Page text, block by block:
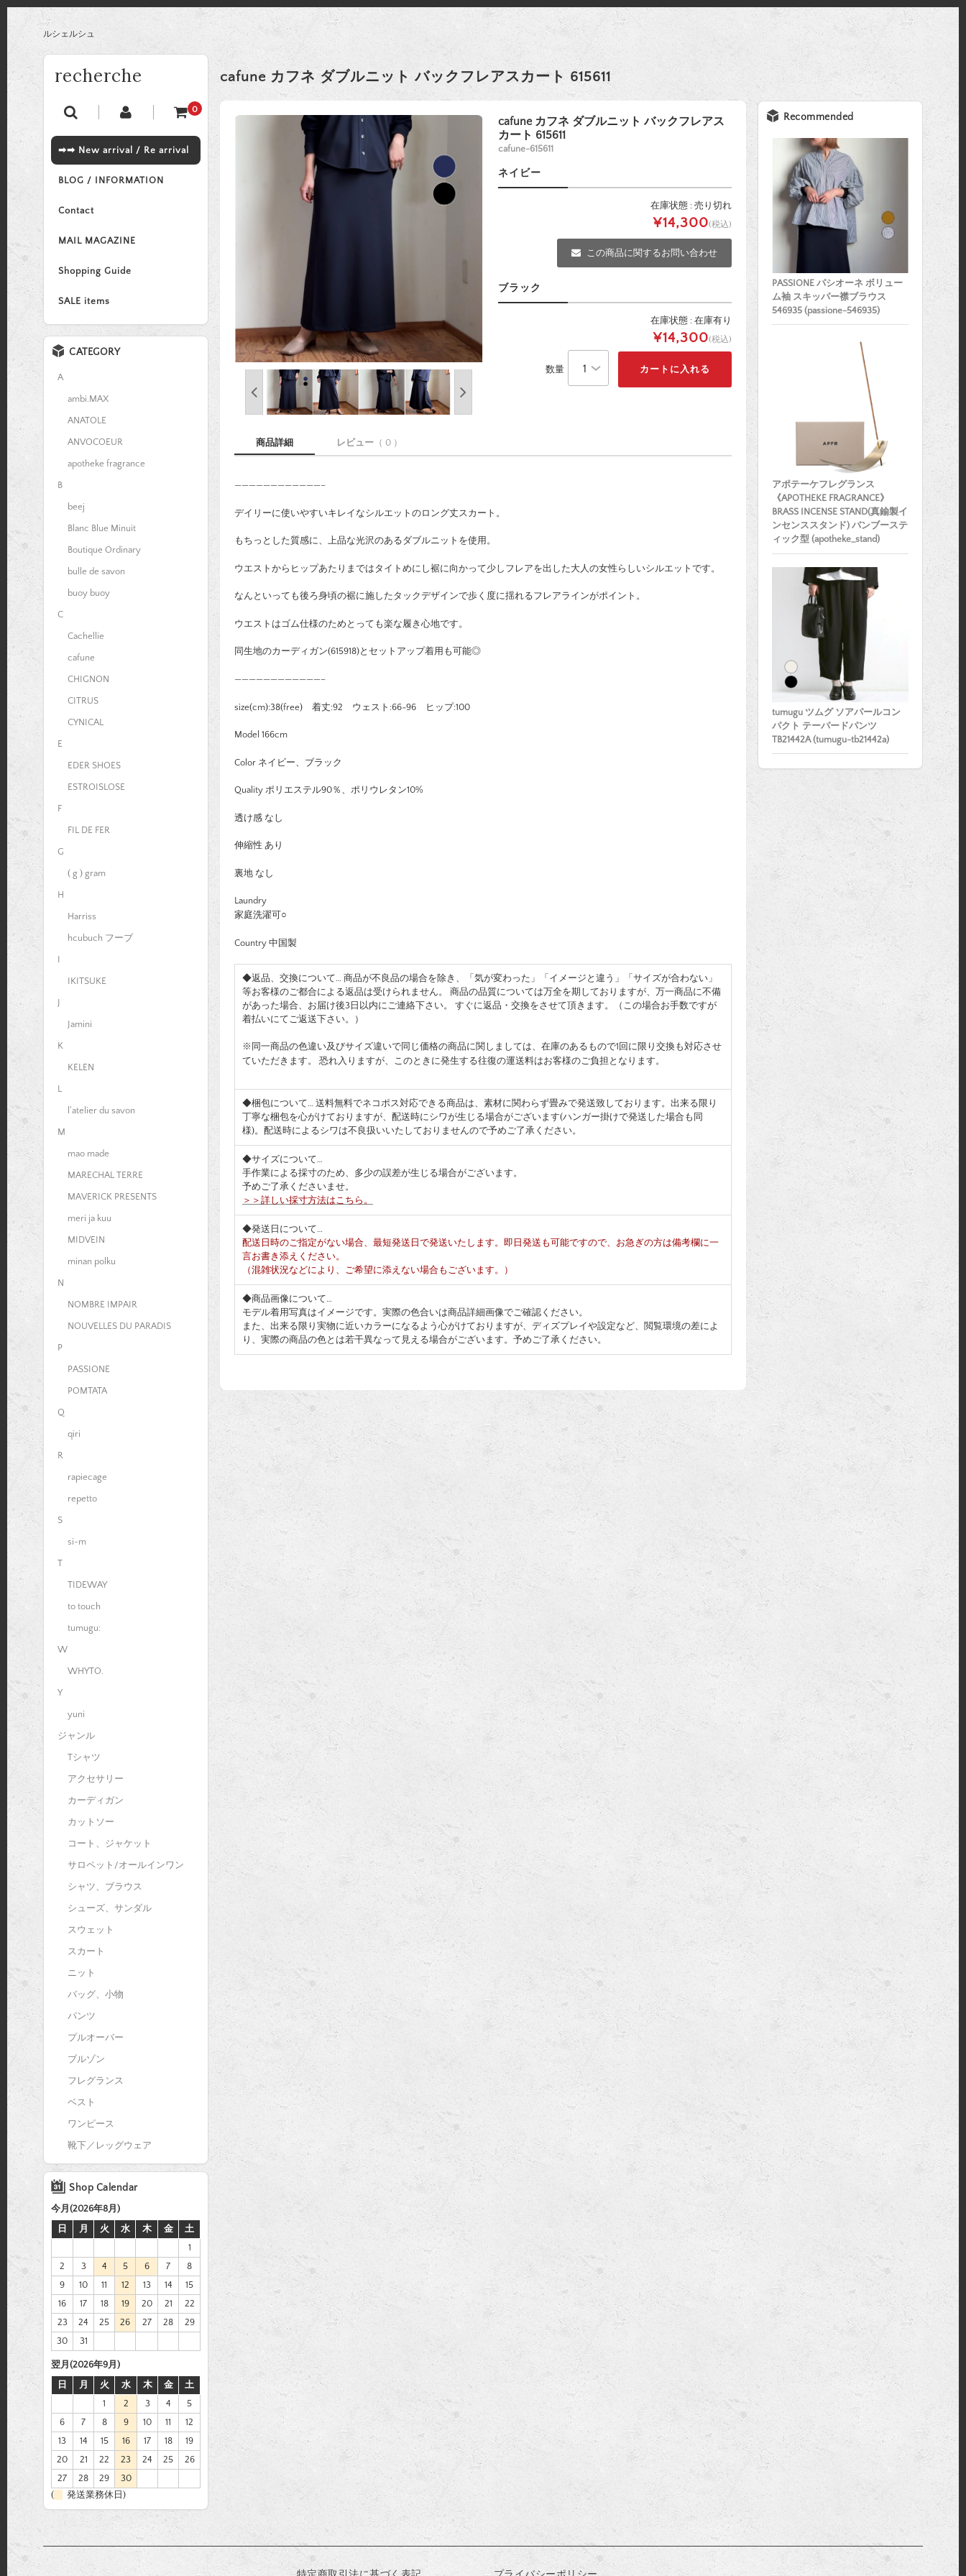
ルシェルシュ
recherche
0
➡➡ New arrival / Re arrival
BLOG / INFORMATION
Contact
MAIL MAGAZINE
Shopping Guide
SALE items
cafune カフネ ダブルニット バックフレアスカート 615611
cafune カフネ ダブルニット バックフレアス
カート 615611
cafune-615611
ネイビー
在庫状態 : 売り切れ
¥14,300(税込)
この商品に関するお問い合わせ
ブラック
在庫状態 : 在庫有り
¥14,300(税込)
数量
商品詳細 レビュー （ 0 ）
————————————–
デイリーに使いやすいキレイなシルエットのロング丈スカート。
もちっとした質感に、上品な光沢のあるダブルニットを使用。
ウエストからヒップあたりまではタイトめにし裾に向かって少しフレアを出した大人の女性らしいシルエットです。
なんといっても後ろ身頃の裾に施したタックデザインで歩く度に揺れるフレアラインがポイント。
ウエストはゴム仕様のためとっても楽な履き心地です。
同生地のカーディガン(615918)とセットアップ着用も可能◎
————————————–
size(cm):38(free) 着丈:92 ウェスト:66~96 ヒップ:100
Model 166cm
Color ネイビー、ブラック
Quality ポリエステル90％、ポリウレタン10%
透け感 なし
伸縮性 あり
裏地 なし
Laundry
家庭洗濯可○
Country 中国製
◆返品、交換について… 商品が不良品の場合を除き、「気が変わった」「イメージと違う」「サイズが合わない」
等お客様のご都合による返品は受けられません。 商品の品質については万全を期しておりますが、万一商品に不備
があった場合、お届け後3日以内にご連絡下さい。 すぐに返品・交換をさせて頂きます。（この場合お手数ですが
着払いにてご返送下さい。）
※同一商品の色違い及びサイズ違いで同じ価格の商品に関しましては、在庫のあるもので1回に限り交換も対応させ
ていただきます。 恐れ入りますが、このときに発生する往復の運送料はお客様のご負担となります。
◆梱包について… 送料無料でネコポス対応できる商品は、素材に関わらず畳みで発送致しております。出来る限り
丁寧な梱包を心がけておりますが、配送時にシワが生じる場合がございます(ハンガー掛けで発送した場合も同
様)。配送時によるシワは不良扱いいたしておりませんので予めご了承ください。
◆サイズについて…
手作業による採寸のため、多少の誤差が生じる場合がございます。
予めご了承くださいませ。
＞＞詳しい採寸方法はこちら。
◆発送日について…
配送日時のご指定がない場合、最短発送日で発送いたします。即日発送も可能ですので、お急ぎの方は備考欄に一
言お書き添えください。
（混雑状況などにより、ご希望に添えない場合もございます。）
◆商品画像について…
モデル着用写真はイメージです。実際の色合いは商品詳細画像でご確認ください。
また、出来る限り実物に近いカラーになるよう心がけておりますが、ディズプレイや設定など、閲覧環境の差によ
り、実際の商品の色とは若干異なって見える場合がございます。予めご了承ください。
Recommended
PASSIONE パシオーネ ボリュー
ム袖 スキッパー襟ブラウス
546935 (passione-546935)
アポテーケフレグランス
《APOTHEKE FRAGRANCE》
BRASS INCENSE STAND(真鍮製イ
ンセンススタンド) バンブーステ
ィック型 (apotheke_stand)
tumugu ツムグ ソアパールコン
パクト テーパードパンツ
TB21442A (tumugu-tb21442a)
CATEGORY
A
ambi.MAX
ANATOLE
ANVOCOEUR
apotheke fragrance
B
beej
Blanc Blue Minuit
Boutique Ordinary
bulle de savon
buoy buoy
C
Cachellie
cafune
CHIGNON
CITRUS
CYNICAL
E
EDER SHOES
ESTROISLOSE
F
FIL DE FER
G
( g ) gram
H
Harriss
hcubuch フーブ
IKITSUKE
Jamini
K
KELEN
L
l'atelier du savon
M
mao made
MARECHAL TERRE
MAVERICK PRESENTS
meri ja kuu
MIDVEIN
minan polku
N
NOMBRE IMPAIR
NOUVELLES DU PARADIS
P
PASSIONE
POMTATA
Q
qiri
R
rapiecage
repetto
S
si-m
T
TIDEWAY
to touch
tumugu:
W
WHYTO.
Y
yuni
ジャンル
Tシャツ
アクセサリー
カーディガン
カットソー
コート、ジャケット
サロペット/オールインワン
シャツ、ブラウス
シューズ、サンダル
スウェット
スカート
ニット
バッグ、小物
パンツ
プルオーバー
ブルゾン
フレグランス
ベスト
ワンピース
靴下／レッグウェア
Shop Calendar
今月(2026年8月)
日
月 火 水 木 金
土
1
2
3 4 5 6 7
8
9
10 11 12 13 14
15
16
17 18 19 20 21
22
23
24 25 26 27 28
29
30
31
翌月(2026年9月)
日
月 火 水 木 金
土
1
2 3 4
5
6
7 8 9 10 11
12
13
14 15 16 17 18
19
20
21 22 23 24 25
26
27
28 29
30
(
発送業務休日)